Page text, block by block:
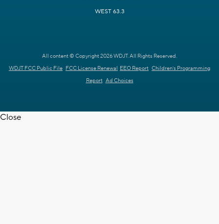
WEST 63.3
All content © Copyright 2026 WDJT. All Rights Reserved.
WDJT FCC Public File FCC License Renewal EEO Report Children's Programming
Report Ad Choices
Close